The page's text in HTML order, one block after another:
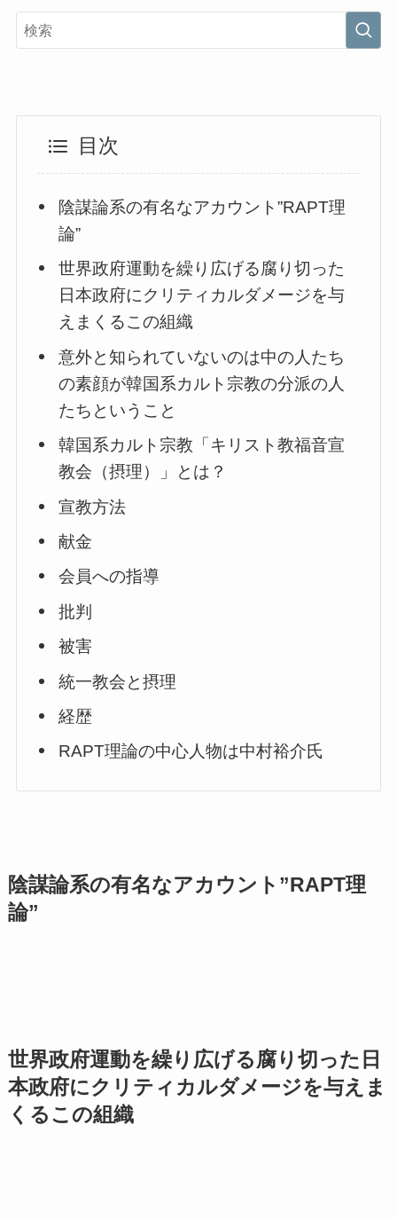
目次
陰謀論系の有名なアカウント”RAPT理
論”
世界政府運動を繰り広げる腐り切った
日本政府にクリティカルダメージを与
えまくるこの組織
意外と知られていないのは中の人たち
の素顔が韓国系カルト宗教の分派の人
たちということ
韓国系カルト宗教「キリスト教福音宣
教会（摂理）」とは？
宣教方法
献金
会員への指導
批判
被害
統一教会と摂理
経歴
RAPT理論の中心人物は中村裕介氏
陰謀論系の有名なアカウント”RAPT理
論”
世界政府運動を繰り広げる腐り切った日
本政府にクリティカルダメージを与えま
くるこの組織